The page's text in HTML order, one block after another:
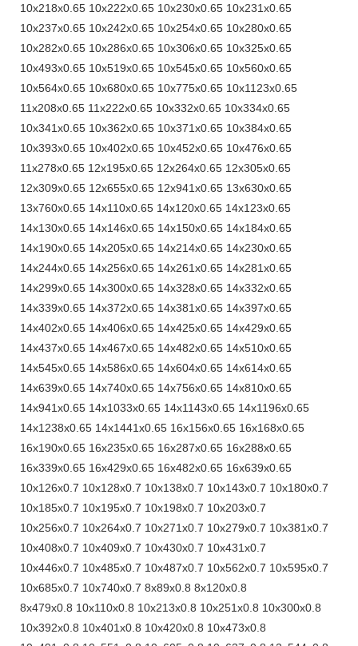
10x218x0.65 10x222x0.65 10x230x0.65 10x231x0.65
10x237x0.65 10x242x0.65 10x254x0.65 10x280x0.65
10x282x0.65 10x286x0.65 10x306x0.65 10x325x0.65
10x493x0.65 10x519x0.65 10x545x0.65 10x560x0.65
10x564x0.65 10x680x0.65 10x775x0.65 10x1123x0.65
11x208x0.65 11x222x0.65 10x332x0.65 10x334x0.65
10x341x0.65 10x362x0.65 10x371x0.65 10x384x0.65
10x393x0.65 10x402x0.65 10x452x0.65 10x476x0.65
11x278x0.65 12x195x0.65 12x264x0.65 12x305x0.65
12x309x0.65 12x655x0.65 12x941x0.65 13x630x0.65
13x760x0.65 14x110x0.65 14x120x0.65 14x123x0.65
14x130x0.65 14x146x0.65 14x150x0.65 14x184x0.65
14x190x0.65 14x205x0.65 14x214x0.65 14x230x0.65
14x244x0.65 14x256x0.65 14x261x0.65 14x281x0.65
14x299x0.65 14x300x0.65 14x328x0.65 14x332x0.65
14x339x0.65 14x372x0.65 14x381x0.65 14x397x0.65
14x402x0.65 14x406x0.65 14x425x0.65 14x429x0.65
14x437x0.65 14x467x0.65 14x482x0.65 14x510x0.65
14x545x0.65 14x586x0.65 14x604x0.65 14x614x0.65
14x639x0.65 14x740x0.65 14x756x0.65 14x810x0.65
14x941x0.65 14x1033x0.65 14x1143x0.65 14x1196x0.65
14x1238x0.65 14x1441x0.65 16x156x0.65 16x168x0.65
16x190x0.65 16x235x0.65 16x287x0.65 16x288x0.65
16x339x0.65 16x429x0.65 16x482x0.65 16x639x0.65
10x126x0.7 10x128x0.7 10x138x0.7 10x143x0.7 10x180x0.7
10x185x0.7 10x195x0.7 10x198x0.7 10x203x0.7
10x256x0.7 10x264x0.7 10x271x0.7 10x279x0.7 10x381x0.7
10x408x0.7 10x409x0.7 10x430x0.7 10x431x0.7
10x446x0.7 10x485x0.7 10x487x0.7 10x562x0.7 10x595x0.7
10x685x0.7 10x740x0.7 8x89x0.8 8x120x0.8
8x479x0.8 10x110x0.8 10x213x0.8 10x251x0.8 10x300x0.8
10x392x0.8 10x401x0.8 10x420x0.8 10x473x0.8